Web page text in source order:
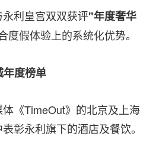
利皇宫双双获评"年度奢华
度假体验上的系统化优势。
年度榜单
《TimeOut》的北京及上海
彰永利旗下的酒店及餐饮。